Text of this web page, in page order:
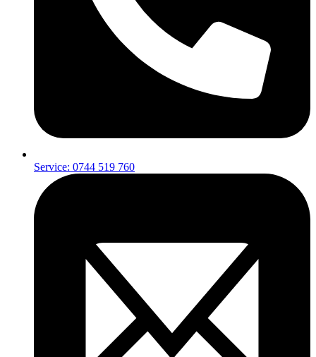
Service: 0744 519 760